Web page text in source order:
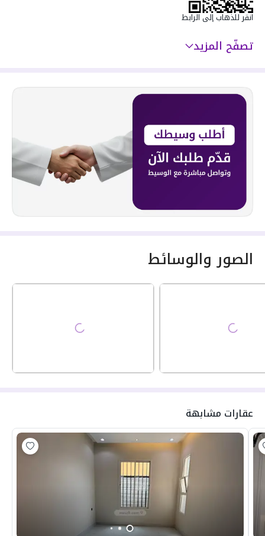
انقر للذهاب إلى الرابط
تصفّح المزيد
الصور والوسائط
عقارات مشابهة